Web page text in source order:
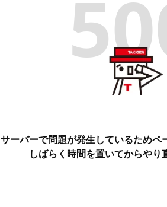
サーバーで問題が発生しているためペ
しばらく時間を置いてからやり